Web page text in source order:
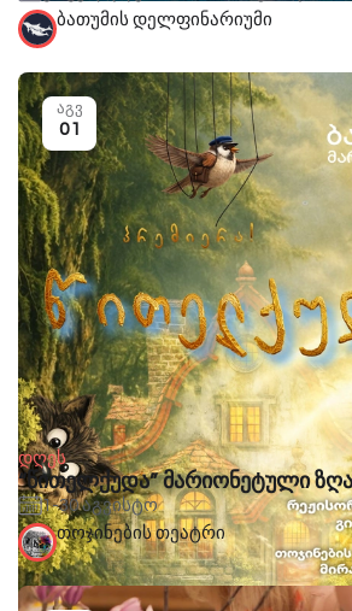
ბათუმის დელფინარიუმი
დღეს
“წითელქუდა” მარიონეტული
1-30 აგვისტო
აგვ
01
თოჯინების თეატრი